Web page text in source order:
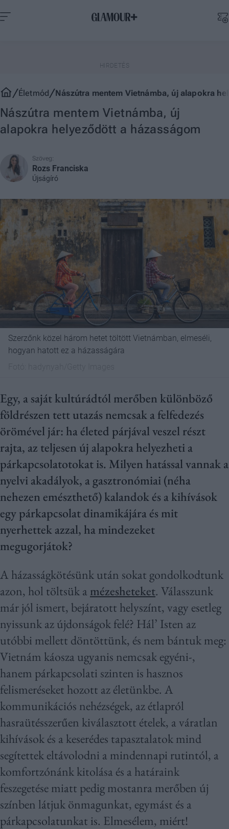
Életmód Nászútra mentem Vietnámba, új alapokra
Nászútra mentem Vietnámba, új
alapokra helyeződött a házasságom
Szöveg:
Rozs Franciska
Újságíró
Szerzőnk közel három hetet töltött Vietnámban, elmeséli,
hogyan hatott ez a házasságára
Egy, a saját kultúrádtól merőben különböző
földrészen tett utazás nemcsak a felfedezés
örömével jár: ha életed párjával veszel részt
rajta, az teljesen új alapokra helyezheti a
párkapcsolatotokat is. Milyen hatással vannak a
nyelvi akadályok, a gasztronómiai (néha
nehezen emészthető) kalandok és a kihívások
egy párkapcsolat dinamikájára és mit
nyerhettek azzal, ha mindezeket
megugorjátok?
A házasságkötésünk után sokat gondolkodtunk
azon, hol töltsük a mézesheteket. Válasszunk
már jól ismert, bejáratott helyszínt, vagy esetleg
nyissunk az újdonságok felé? Hál’ Isten az
utóbbi mellett döntöttünk, és nem bántuk meg:
Vietnám káosza ugyanis nemcsak egyéni-,
hanem párkapcsolati szinten is hasznos
felismeréseket hozott az életünkbe. A
kommunikációs nehézségek, az étlapról
hasraütésszerűen kiválasztott ételek, a váratlan
kihívások és a keserédes tapasztalatok mind
segítettek eltávolodni a mindennapi rutintól, a
komfortzónánk kitolása és a határaink
feszegetése miatt pedig mostanra merőben új
színben látjuk önmagunkat, egymást és a
párkapcsolatunkat is. Elmesélem, miért!